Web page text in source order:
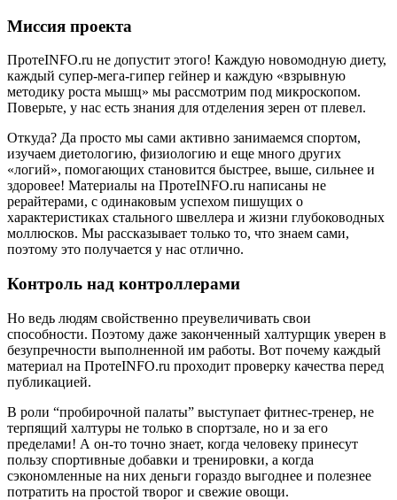
Миссия проекта
ПротеINFO.ru не допустит этого! Каждую новомодную диету,
каждый супер-мега-гипер гейнер и каждую «взрывную
методику роста мышц» мы рассмотрим под микроскопом.
Поверьте, у нас есть знания для отделения зерен от плевел.
Откуда? Да просто мы сами активно занимаемся спортом,
изучаем диетологию, физиологию и еще много других
«логий», помогающих становится быстрее, выше, сильнее и
здоровее! Материалы на ПротеINFO.ru написаны не
рерайтерами, с одинаковым успехом пишущих о
характеристиках стального швеллера и жизни глубоководных
моллюсков. Мы рассказывает только то, что знаем сами,
поэтому это получается у нас отлично.
Контроль над контроллерами
Но ведь людям свойственно преувеличивать свои
способности. Поэтому даже законченный халтурщик уверен в
безупречности выполненной им работы. Вот почему каждый
материал на ПротеINFO.ru проходит проверку качества перед
публикацией.
В роли “пробирочной палаты” выступает фитнес-тренер, не
терпящий халтуры не только в спортзале, но и за его
пределами! А он-то точно знает, когда человеку принесут
пользу спортивные добавки и тренировки, а когда
сэкономленные на них деньги гораздо выгоднее и полезнее
потратить на простой творог и свежие овощи.